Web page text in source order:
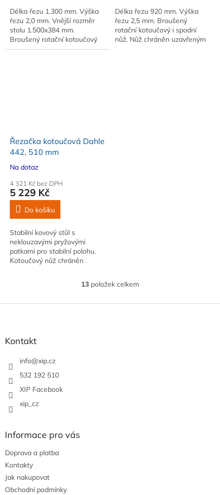
Délka řezu 1.300 mm. Výška
řezu 2,0 mm. Vnější rozměr
stolu 1.500x384 mm.
Broušený rotační kotoučový
nůž i spodní nůž. Nůž chráněn
Délka řezu 920 mm. Výška
řezu 2,5 mm. Broušený
rotační kotoučový i spodní
nůž. Nůž chráněn uzavřeným
Řezačka kotoučová Dahle
442, 510 mm
Na dotaz
4 321 Kč bez DPH
5 229 Kč
Do košíku
Stabilní kovový stůl s
neklouzavými pryžovými
patkami pro stabilní polohu.
Kotoučový nůž chráněn
O
l
13 položek celkem
Kontakt
info@xip.cz
532 192 510
XIP Facebook
xip_cz
Informace pro vás
Doprava a platba
Kontakty
Jak nakupovat
Obchodní podmínky